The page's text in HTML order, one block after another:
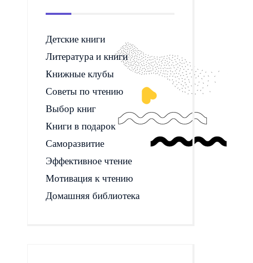
Детские книги
Литература и книги
Книжные клубы
Советы по чтению
Выбор книг
Книги в подарок
Саморазвитие
Эффективное чтение
Мотивация к чтению
Домашняя библиотека